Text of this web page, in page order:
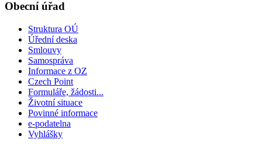
Obecní úřad
Struktura OÚ
Úřední deska
Smlouvy
Samospráva
Informace z OZ
Czech Point
Formuláře, žádosti...
Životní situace
Povinné informace
e-podatelna
Vyhlášky